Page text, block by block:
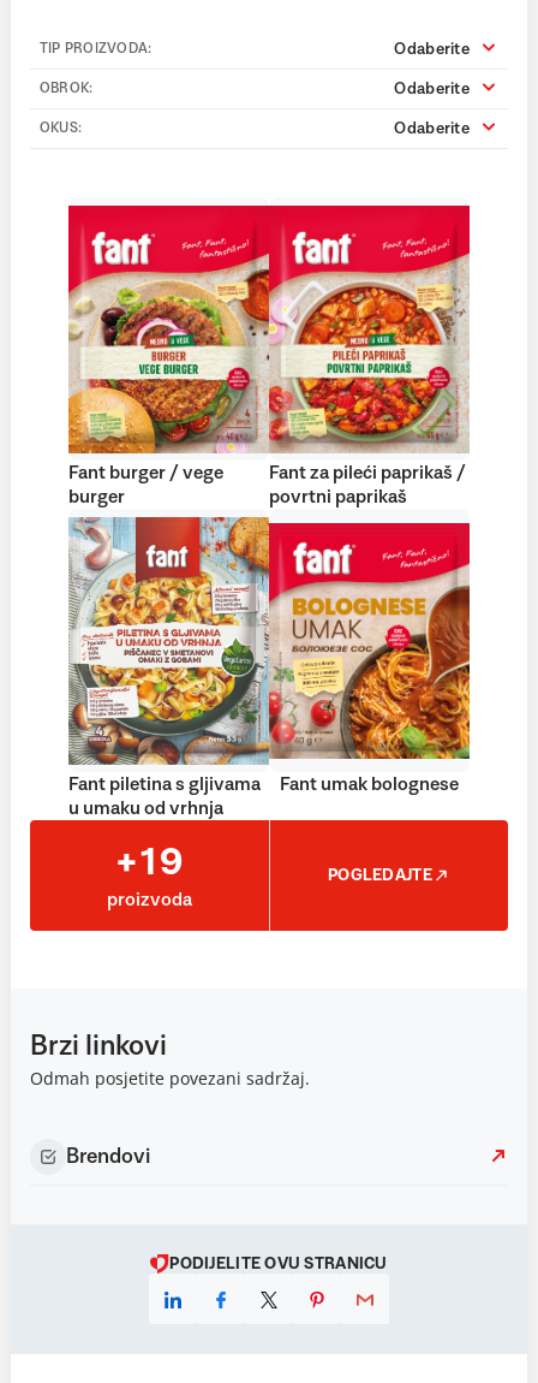
TIP PROIZVODA: Odaberite
OBROK: Odaberite
OKUS: Odaberite
Fant burger / vege
burger
Fant za pileći paprikaš /
povrtni paprikaš
Fant piletina s gljivama
u umaku od vrhnja
Fant umak bolognese
+19
proizvoda
POGLEDAJTE
Brzi linkovi
Odmah posjetite povezani sadržaj.
Brendovi
PODIJELITE OVU STRANICU